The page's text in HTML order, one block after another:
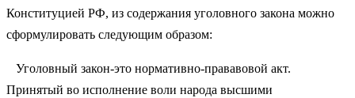
Конституцией РФ, из содержания уголовного закона можно
сформулировать следующим образом:
Уголовный закон-это нормативно-прававовой акт.
Принятый во исполнение воли народа высшими